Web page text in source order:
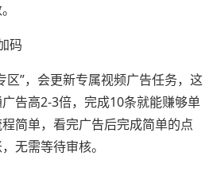
码
区”，会更新专属视频广告任务，这
告高2-3倍，完成10条就能赚够单
简单，看完广告后完成简单的点
无需等待审核。